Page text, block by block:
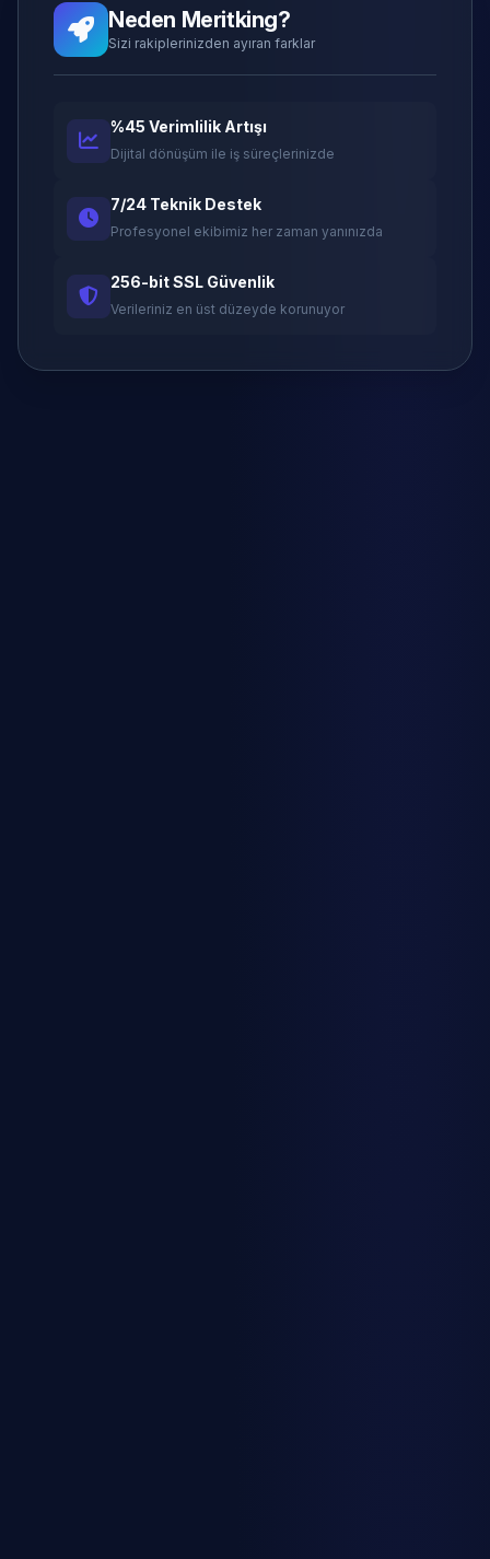
Neden Meritking?
Sizi rakiplerinizden ayıran farklar
%45 Verimlilik Artışı
Dijital dönüşüm ile iş süreçlerinizde
7/24 Teknik Destek
Profesyonel ekibimiz her zaman yanınızda
256-bit SSL Güvenlik
Verileriniz en üst düzeyde korunuyor